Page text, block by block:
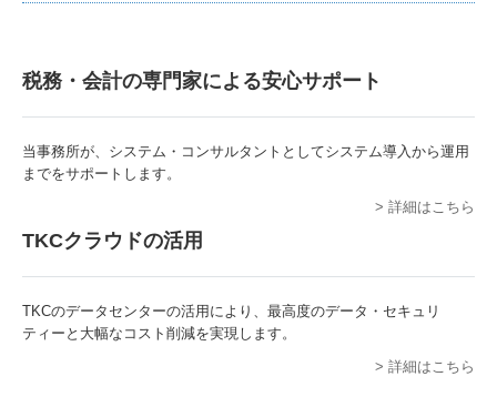
税務・会計の専門家による安心サポート
当事務所が、システム・コンサルタントとしてシステム導入から運用
までをサポートします。
> 詳細はこちら
TKCクラウドの活用
TKCのデータセンターの活用により、 最高度のデータ・セキュリ
ティーと大幅なコスト削減を実現します。
> 詳細はこちら